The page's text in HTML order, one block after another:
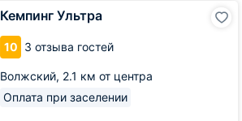
Кемпинг Ультра
10 3 отзыва гостей
Волжский, 2.1 км от центра
Оплата при заселении